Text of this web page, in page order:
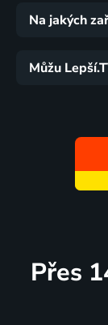
Na jakých
Můžu
Přes